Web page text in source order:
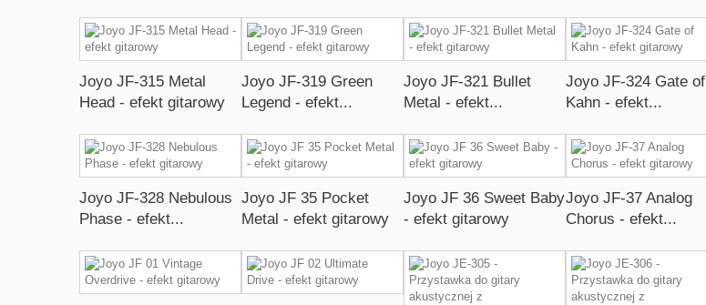
Joyo JF-315 Metal
Head - efekt gitarowy
Joyo JF-319 Green
Legend - efekt...
Joyo JF-321 Bullet
Metal - efekt...
Joyo JF-324 Gate of
Kahn - efekt...
Joyo JF-328 Nebulous
Phase - efekt...
Joyo JF 35 Pocket
Metal - efekt gitarowy
Joyo JF 36 Sweet Baby
- efekt gitarowy
Joyo JF-37 Analog
Chorus - efekt...